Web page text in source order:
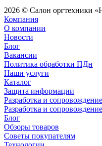
2026 © Салон оргтехники
Компания
О компании
Новости
Блог
Вакансии
Политика обработки ПДн
Наши услуги
Каталог
Защита информации
Разработка и
Разработка и
Блог
Обзоры товаров
Советы покупателям